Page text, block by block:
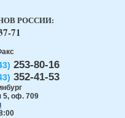
253-80-16
352-41-53
5, оф. 709
РОССИИ:
71